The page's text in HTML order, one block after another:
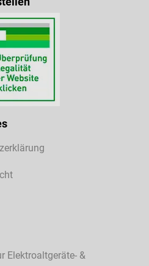
Elektroaltgeräte- &